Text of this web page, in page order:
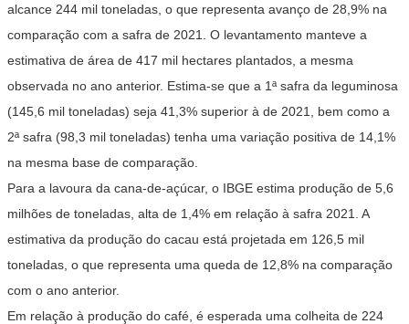
alcance 244 mil toneladas, o que representa avanço de 28,9% na
comparação com a safra de 2021. O levantamento manteve a
estimativa de área de 417 mil hectares plantados, a mesma
observada no ano anterior. Estima-se que a 1ª safra da leguminosa
(145,6 mil toneladas) seja 41,3% superior à de 2021, bem como a
2ª safra (98,3 mil toneladas) tenha uma variação positiva de 14,1%
na mesma base de comparação.
Para a lavoura da cana-de-açúcar, o IBGE estima produção de 5,6
milhões de toneladas, alta de 1,4% em relação à safra 2021. A
estimativa da produção do cacau está projetada em 126,5 mil
toneladas, o que representa uma queda de 12,8% na comparação
com o ano anterior.
Em relação à produção do café, é esperada uma colheita de 224